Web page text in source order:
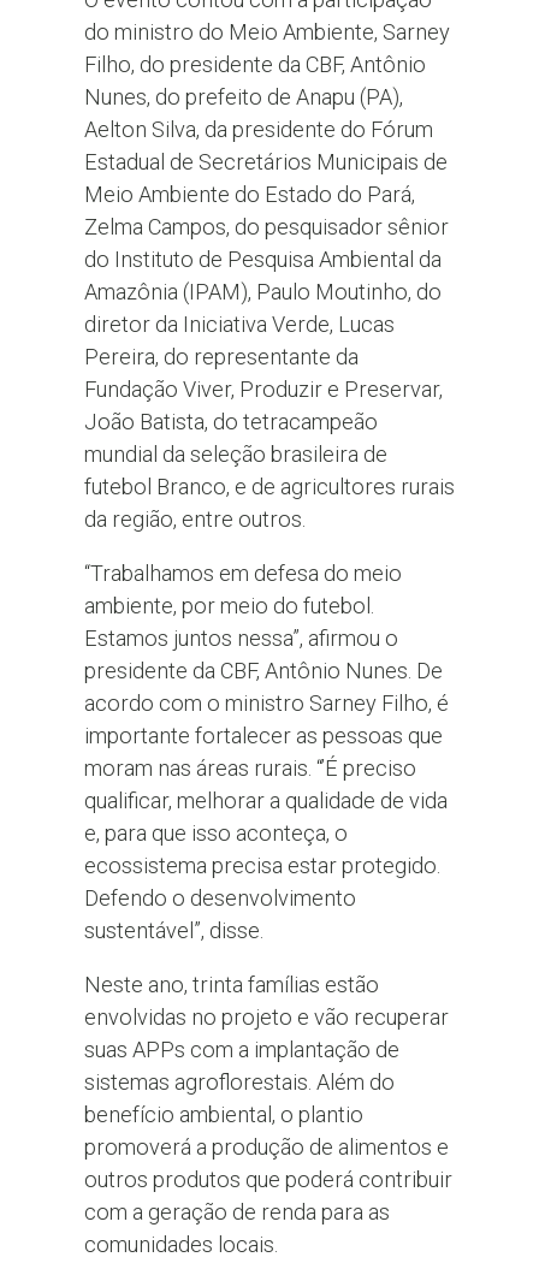
do ministro do Meio Ambiente, Sarney
Filho, do presidente da CBF, Antônio
Nunes, do prefeito de Anapu (PA),
Aelton Silva, da presidente do Fórum
Estadual de Secretários Municipais de
Meio Ambiente do Estado do Pará,
Zelma Campos, do pesquisador sênior
do Instituto de Pesquisa Ambiental da
Amazônia (IPAM), Paulo Moutinho, do
diretor da Iniciativa Verde, Lucas
Pereira, do representante da
Fundação Viver, Produzir e Preservar,
João Batista, do tetracampeão
mundial da seleção brasileira de
futebol Branco, e de agricultores rurais
da região, entre outros.
“Trabalhamos em defesa do meio
ambiente, por meio do futebol.
Estamos juntos nessa”, afirmou o
presidente da CBF, Antônio Nunes. De
acordo com o ministro Sarney Filho, é
importante fortalecer as pessoas que
moram nas áreas rurais. “’É preciso
qualificar, melhorar a qualidade de vida
e, para que isso aconteça, o
ecossistema precisa estar protegido.
Defendo o desenvolvimento
sustentável”, disse.
Neste ano, trinta famílias estão
envolvidas no projeto e vão recuperar
suas APPs com a implantação de
sistemas agroflorestais. Além do
benefício ambiental, o plantio
promoverá a produção de alimentos e
outros produtos que poderá contribuir
com a geração de renda para as
comunidades locais.